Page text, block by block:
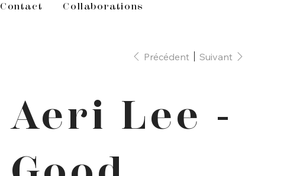
Contact Collaborations
Précédent Suivant
Aeri Lee -